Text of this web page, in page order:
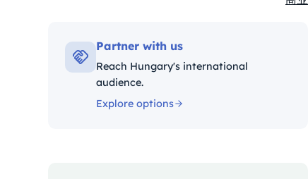
Partner with us
Reach Hungary's international
audience.
Explore options